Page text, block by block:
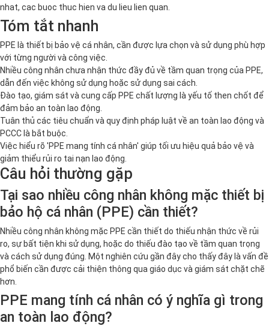
nhat, cac buoc thuc hien va du lieu lien quan.
Tóm tắt nhanh
PPE là thiết bị bảo vệ cá nhân, cần được lựa chọn và sử dụng phù hợp
với từng người và công việc.
Nhiều công nhân chưa nhận thức đầy đủ về tầm quan trọng của PPE,
dẫn đến việc không sử dụng hoặc sử dụng sai cách.
Đào tạo, giám sát và cung cấp PPE chất lượng là yếu tố then chốt để
đảm bảo an toàn lao động.
Tuân thủ các tiêu chuẩn và quy định pháp luật về an toàn lao động và
PCCC là bắt buộc.
Việc hiểu rõ 'PPE mang tính cá nhân' giúp tối ưu hiệu quả bảo vệ và
giảm thiểu rủi ro tai nạn lao động.
Câu hỏi thường gặp
Tại sao nhiều công nhân không mặc thiết bị
bảo hộ cá nhân (PPE) cần thiết?
Nhiều công nhân không mặc PPE cần thiết do thiếu nhận thức về rủi
ro, sự bất tiện khi sử dụng, hoặc do thiếu đào tạo về tầm quan trọng
và cách sử dụng đúng. Một nghiên cứu gần đây cho thấy đây là vấn đề
phổ biến cần được cải thiện thông qua giáo dục và giám sát chặt chẽ
hơn.
PPE mang tính cá nhân có ý nghĩa gì trong
an toàn lao động?